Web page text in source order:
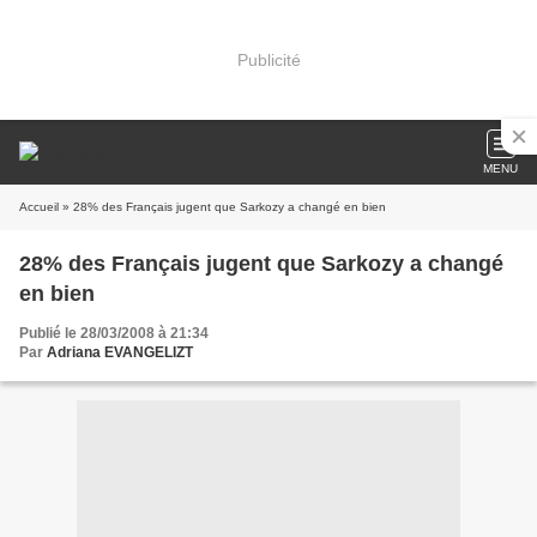
Publicité
MENU
Accueil » 28% des Français jugent que Sarkozy a changé en bien
28% des Français jugent que Sarkozy a changé
en bien
Publié le 28/03/2008 à 21:34
Par Adriana EVANGELIZT